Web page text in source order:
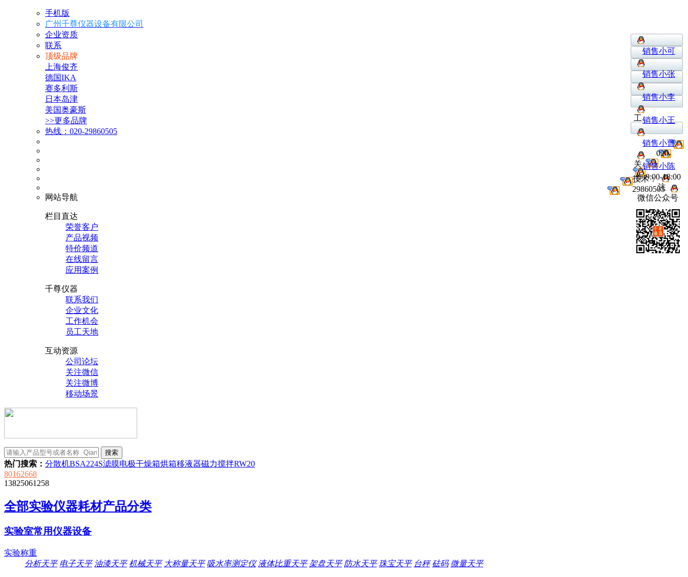
手机版
广州千尊仪器设备有限公司
企业资质
联系
顶级品牌
上海俊齐
德国IKA
赛多利斯
日本岛津
美国奥豪斯
>>更多品牌
热线：020-29860505
网站导航
栏目直达
荣誉客户
产品视频
特价频道
在线留言
应用案例
千尊仪器
联系我们
企业文化
工作机会
员工天地
互动资源
公司论坛
关注微信
关注微博
移动场景
热门搜索： 分散机BSA224S滤膜电极干燥箱烘箱移液器磁力搅拌RW20
80162668
13825061258
全部实验仪器耗材产品分类
实验室常用仪器设备
实验称重
分析天平 电子天平 油漆天平 机械天平 大称量天平 吸水率测定仪 液体比重天平 架盘天平 防水天平 珠宝天平 台秤 砝码 微量天平
销售小可
销售小张
销售小李
销售小王
销售小曹
销售小陈
工
作:9:00-18:00
技术：
020-
29860505
关
注
微信公众号